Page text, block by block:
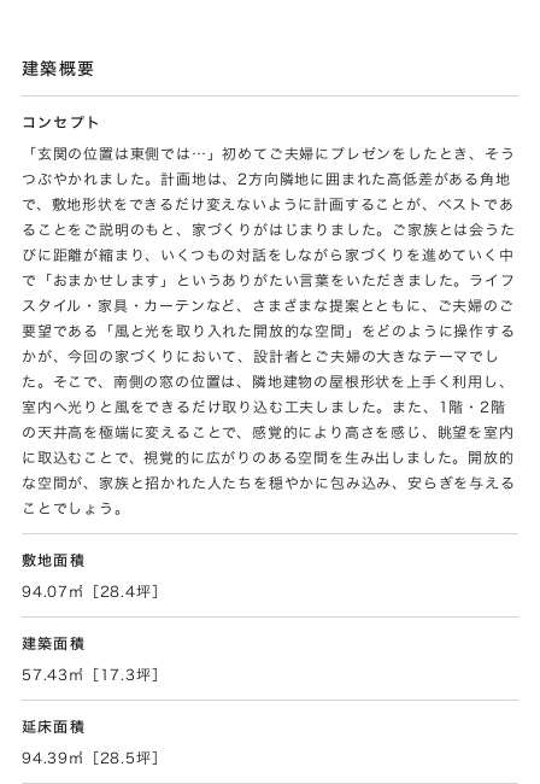
建築概要
コンセプト
「玄関の位置は東側では…」初めてご夫婦にプレゼンをしたとき、そう
つぶやかれました。計画地は、2方向隣地に囲まれた高低差がある角地
で、敷地形状をできるだけ変えないように計画することが、ベストであ
ることをご説明のもと、家づくりがはじまりました。ご家族とは会うた
びに距離が縮まり、いくつもの対話をしながら家づくりを進めていく中
で「おまかせします」というありがたい言葉をいただきました。ライフ
スタイル・家具・カーテンなど、さまざまな提案とともに、ご夫婦のご
要望である「風と光を取り入れた開放的な空間」をどのように操作する
かが、今回の家づくりにおいて、設計者とご夫婦の大きなテーマでし
た。そこで、南側の窓の位置は、隣地建物の屋根形状を上手く利用し、
室内へ光りと風をできるだけ取り込む工夫しました。また、1階・2階
の天井高を極端に変えることで、感覚的により高さを感じ、眺望を室内
に取込むことで、視覚的に広がりのある空間を生み出しました。開放的
な空間が、家族と招かれた人たちを穏やかに包み込み、安らぎを与える
ことでしょう。
敷地面積
94.07㎡［28.4坪］
建築面積
57.43㎡［17.3坪］
延床面積
94.39㎡［28.5坪］